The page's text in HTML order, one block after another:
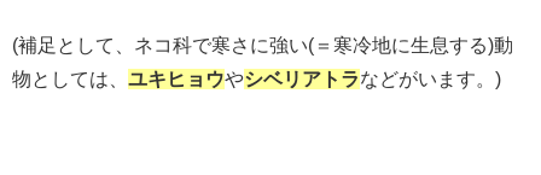
(補足として、ネコ科で寒さに強い(＝寒冷地に生息する)動
物としては、 ユキヒョウやシベリアトラなどがいます。)